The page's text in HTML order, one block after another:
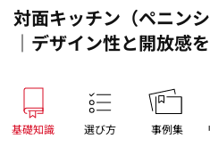
基礎知識 選び方 事例集
対面キッチン（ペニン
｜デザイン性と開放感
対面キッチンの場合、レンジ
に大きく影響します。対面キ